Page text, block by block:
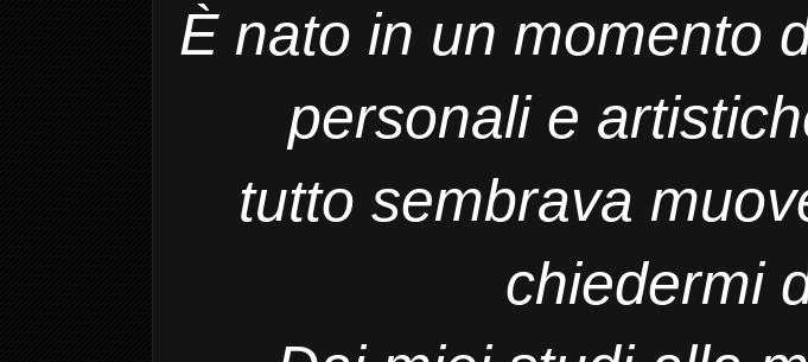
È nato in un momento
personali e
tutto sembrava
chiedermi